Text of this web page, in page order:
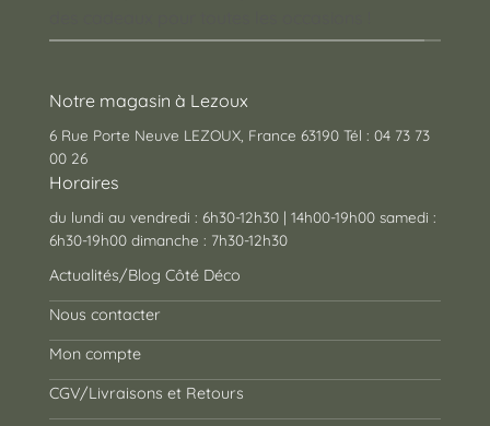
Notre magasin à Lezoux
6 Rue Porte Neuve LEZOUX, France 63190 Tél : 04 73 73
00 26
Horaires
du lundi au vendredi : 6h30-12h30 | 14h00-19h00 samedi :
6h30-19h00 dimanche : 7h30-12h30
Actualités/Blog Côté Déco
Nous contacter
Mon compte
CGV/Livraisons et Retours